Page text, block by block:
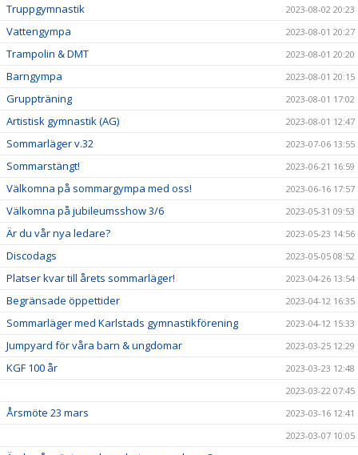
Truppgymnastik 2023-08-02 20:23
Vattengympa 2023-08-01 20:27
Trampolin & DMT 2023-08-01 20:20
Barngympa 2023-08-01 20:15
Gruppträning 2023-08-01 17:02
Artistisk gymnastik (AG) 2023-08-01 12:47
Sommarläger v.32 2023-07-06 13:55
Sommarstängt! 2023-06-21 16:59
Välkomna på sommargympa med oss! 2023-06-16 17:57
Välkomna på jubileumsshow 3/6 2023-05-31 09:53
Är du vår nya ledare? 2023-05-23 14:56
Discodags 2023-05-05 08:52
Platser kvar till årets sommarläger! 2023-04-26 13:54
Begränsade öppettider 2023-04-12 16:35
Sommarläger med Karlstads gymnastikförening 2023-04-12 15:33
Jumpyard för våra barn & ungdomar 2023-03-25 12:29
KGF 100 år
2023-03-23 12:48
2023-03-22 07:45
Årsmöte 23 mars
2023-03-16 12:41
2023-03-07 10:05